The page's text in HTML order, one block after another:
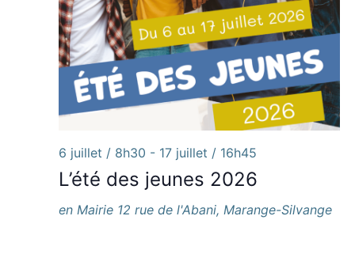
L’été des jeunes 2026
6 juillet / 8h30 - 17 juillet / 16h45
en Mairie 12 rue de l'Abani, Marange-Silvange